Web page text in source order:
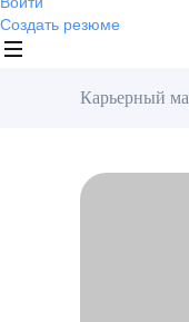
Создать резюме
Карьерный